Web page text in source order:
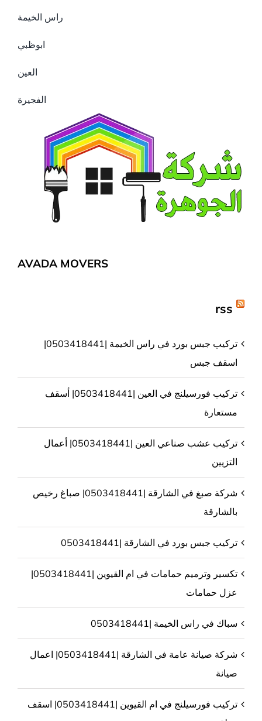
راس الخيمة
ابوظبي
العين
الفجيرة
AVADA MOVERS
rss
تركيب جبس بورد في راس الخيمة |0503418441|
اسقف جبس
تركيب فورسيلنج في العين |0503418441| أسقف
مستعارة
تركيب عشب صناعي العين |0503418441| أعمال
التزيين
شركة صبغ في الشارقة |0503418441| صباغ رخيص
بالشارقة
تركيب جبس بورد في الشارقة |0503418441
تكسير وترميم حمامات في ام القيوين |0503418441|
عزل حمامات
سباك في راس الخيمة |0503418441
شركة صيانة عامة في الشارقة |0503418441| اعمال
صيانة
تركيب فورسيلنج في ام القيوين |0503418441| اسقف